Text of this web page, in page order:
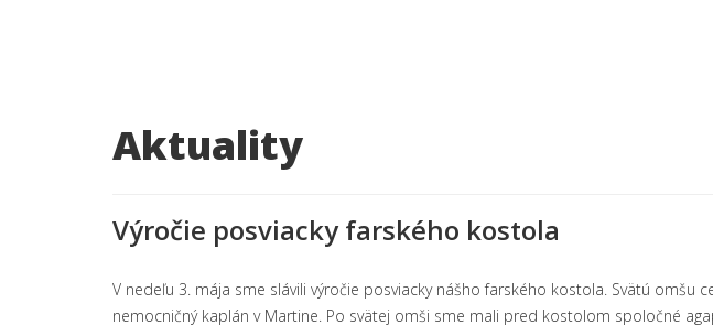
Aktuality
Výročie posviacky farského kostola
V nedeľu 3. mája sme slávili výročie posviacky nášho farského kostola. Svätú omšu
nemocničný kaplán v Martine. Po svätej omši sme mali pred kostolom spoločné